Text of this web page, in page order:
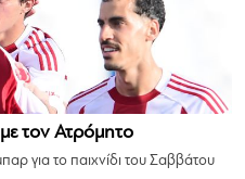
τον Ατρόμητο
για το παιχνίδι του Σαββάτου